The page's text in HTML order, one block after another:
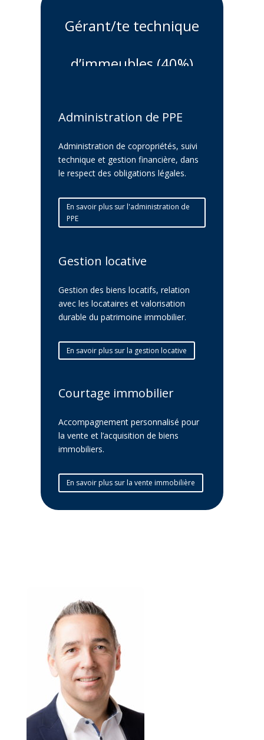
Gérant/te technique
d’immeubles (40%)
Administration de PPE
Administration de copropriétés, suivi
technique et gestion financière, dans
le respect des obligations légales.
En savoir plus sur l'administration de
PPE
Gestion locative
Gestion des biens locatifs, relation
avec les locataires et valorisation
durable du patrimoine immobilier.
En savoir plus sur la gestion locative
Courtage immobilier
Accompagnement personnalisé pour
la vente et l’acquisition de biens
immobiliers.
En savoir plus sur la vente immobilière